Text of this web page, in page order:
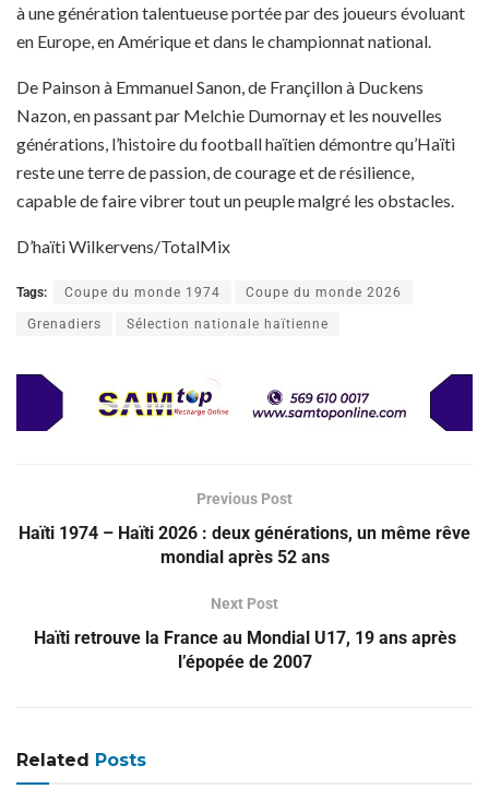
à une génération talentueuse portée par des joueurs évoluant
en Europe, en Amérique et dans le championnat national.
De Painson à Emmanuel Sanon, de Françillon à Duckens
Nazon, en passant par Melchie Dumornay et les nouvelles
générations, l’histoire du football haïtien démontre qu’Haïti
reste une terre de passion, de courage et de résilience,
capable de faire vibrer tout un peuple malgré les obstacles.
D’haïti Wilkervens/TotalMix
Tags: Coupe du monde 1974 Coupe du monde 2026
Grenadiers Sélection nationale haïtienne
Previous Post
Haïti 1974 – Haïti 2026 : deux générations, un même rêve
mondial après 52 ans
Next Post
Haïti retrouve la France au Mondial U17, 19 ans après
l’épopée de 2007
Related Posts